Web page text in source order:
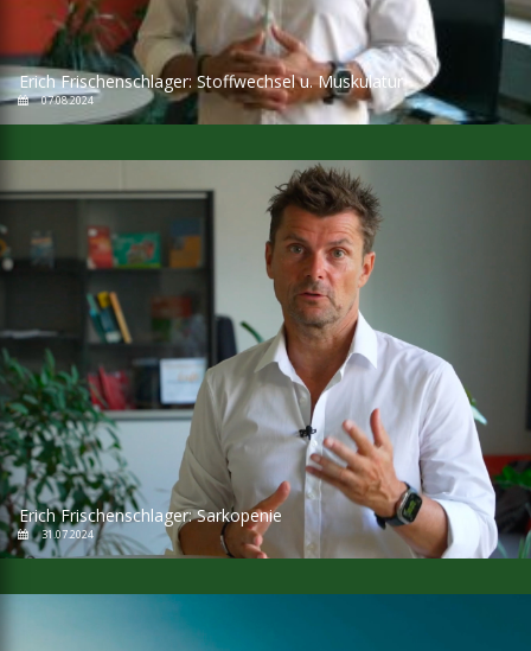
Erich Frischenschlager: Stoffwechsel u. Muskulatur
07.08.2024
Erich Frischenschlager: Sarkopenie
31.07.2024